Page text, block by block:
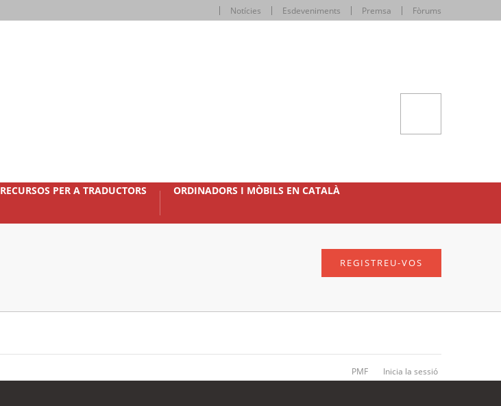
Notícies Esdeveniments Premsa Fòrums
RECURSOS PER A TRADUCTORS ORDINADORS I MÒBILS EN CATALÀ
REGISTREU-VOS
PMF Inicia la sessió